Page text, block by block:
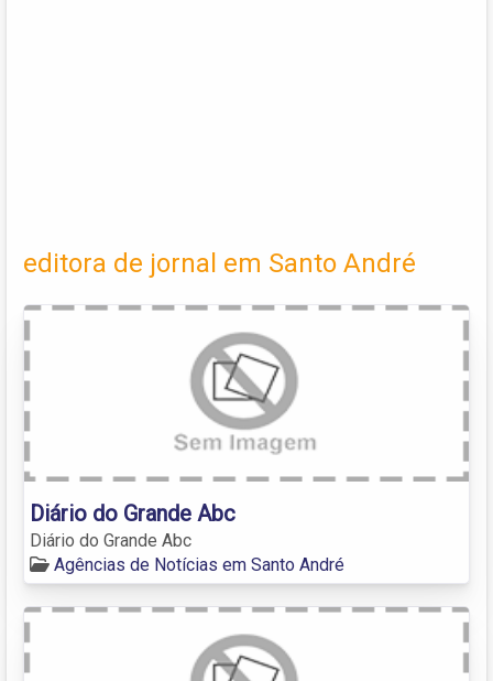
editora de jornal em Santo André
Diário do Grande Abc
Diário do Grande Abc
Agências de Notícias em Santo André